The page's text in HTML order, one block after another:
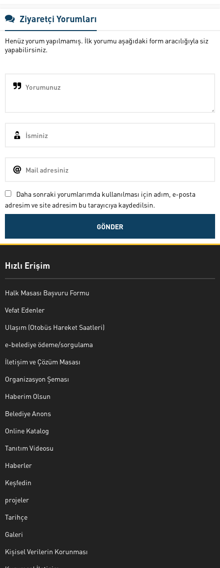
Ziyaretçi Yorumları
Henüz yorum yapılmamış. İlk yorumu aşağıdaki form aracılığıyla siz
yapabilirsiniz.
Daha sonraki yorumlarımda kullanılması için adım, e-posta
adresim ve site adresim bu tarayıcıya kaydedilsin.
Hızlı Erişim
Halk Masası Başvuru Formu
Vefat Edenler
Ulaşım (Otobüs Hareket Saatleri)
e-belediye ödeme/sorgulama
İletişim ve Çözüm Masası
Organizasyon Şeması
Haberim Olsun
Belediye Anons
Online Katalog
Tanıtım Videosu
Haberler
Keşfedin
projeler
Tarihçe
Galeri
Kişisel Verilerin Korunması